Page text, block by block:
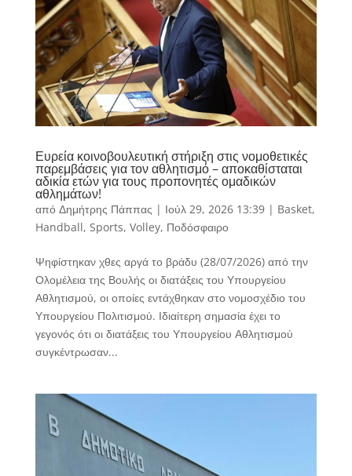
Ευρεία κοινοβουλευτική στήριξη στις νομοθετικές
παρεμβάσεις για τον αθλητισμό – αποκαθίσταται
αδικία ετών για τους προπονητές ομαδικών
αθλημάτων!
από Δημήτρης Πάππας | Ιούλ 29, 2026 13:39| Basket,
Handball, Sports, Volley, Ποδόσφαιρο
Ψηφίστηκαν χθες αργά το βράδυ (28/07/2026) από την
Ολομέλεια της Βουλής οι διατάξεις του Υπουργείου
Αθλητισμού, οι οποίες εντάχθηκαν στο νομοσχέδιο του
Υπουργείου Πολιτισμού. Ιδιαίτερη σημασία έχει το
γεγονός ότι οι διατάξεις του Υπουργείου Αθλητισμού
συγκέντρωσαν...